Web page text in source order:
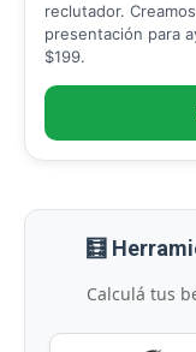
reclutador.
presentación para
$199.
🧮
Calculá tus